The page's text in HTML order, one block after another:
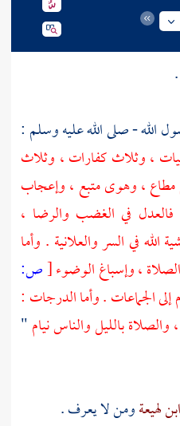
الله - صلى الله عليه وسلم :
، وثلاث كفارات ، وثلاث
، وهوى متبع ، وإعجاب
فالعدل في الغضب والرضا ،
في السر والعلانية . وأما
، وإسباغ الوضوء[ص:
إلى الجماعات . وأما الدرجات :
بالليل والناس نيام"
ابن لهيعةومن لا يعرف .